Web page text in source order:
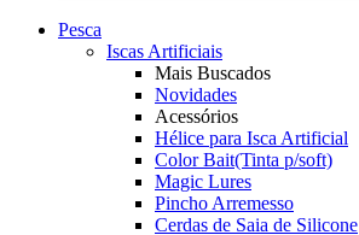
Pesca
Iscas Artificiais
Mais Buscados
Novidades
Acessórios
Hélice para Isca Artificial
Color Bait(Tinta p/soft)
Magic Lures
Pincho Arremesso
Cerdas de Saia de Silicone